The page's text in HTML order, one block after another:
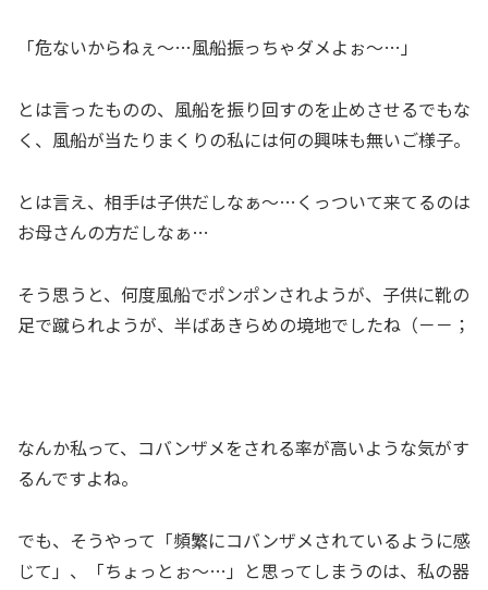
「危ないからねぇ〜…風船振っちゃダメよぉ〜…」
とは言ったものの、風船を振り回すのを止めさせるでもな
く、風船が当たりまくりの私には何の興味も無いご様子。
とは言え、相手は子供だしなぁ〜…くっついて来てるのは
お母さんの方だしなぁ…
そう思うと、何度風船でポンポンされようが、子供に靴の
足で蹴られようが、半ばあきらめの境地でしたね（－－；
なんか私って、コバンザメをされる率が高いような気がす
るんですよね。
でも、そうやって「頻繁にコバンザメされているように感
じて」、「ちょっとぉ～…」と思ってしまうのは、私の器